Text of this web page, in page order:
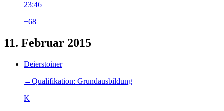
23:46
+68
11. Februar 2015
Deierstoiner
→‎Qualifikation: Grundausbildung
K